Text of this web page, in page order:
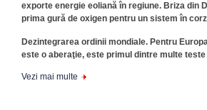
exporte energie eoliană în regiune. Briza din
prima gură de oxigen pentru un sistem în
Dezintegrarea ordinii mondiale. Pentru
este o aberaţie, este primul dintre multe teste
Vezi mai multe